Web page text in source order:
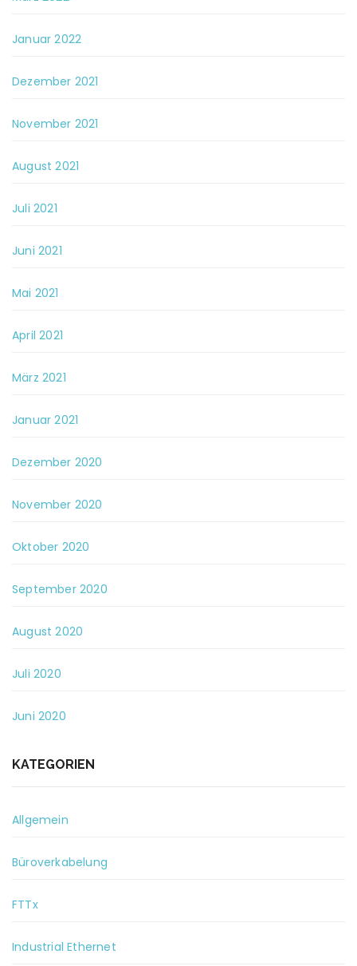
Januar 2022
Dezember 2021
November 2021
August 2021
Juli 2021
Juni 2021
Mai 2021
April 2021
März 2021
Januar 2021
Dezember 2020
November 2020
Oktober 2020
September 2020
August 2020
Juli 2020
Juni 2020
KATEGORIEN
Allgemein
Büroverkabelung
FTTx
Industrial Ethernet